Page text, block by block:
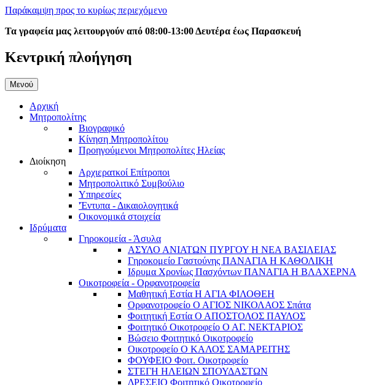
Παράκαμψη προς το κυρίως περιεχόμενο
Τα γραφεία μας λειτουργούν από 08:00-13:00 Δευτέρα έως Παρασκευή
Κεντρική πλοήγηση
Μενού
Αρχική
Μητροπολίτης
Βιογραφικό
Κίνηση Μητροπολίτου
Προηγούμενοι Μητροπολίτες Ηλείας
Διοίκηση
Αρχιερατκοί Επίτροποι
Μητροπολιτικό Συμβούλιο
Υπηρεσίες
'Έντυπα - Δικαιολογητικά
Οικονομικά στοιχεία
Ιδρύματα
Γηροκομεία - Άσυλα
ΑΣΥΛΟ ΑΝΙΑΤΩΝ ΠΥΡΓΟΥ Η ΝΕΑ ΒΑΣΙΛΕΙΑΣ
Γηροκομείο Γαστούνης ΠΑΝΑΓΙΑ Η ΚΑΘΟΛΙΚΗ
Ιδρυμα Χρονίως Πασχόντων ΠΑΝΑΓΙΑ Η ΒΛΑΧΕΡΝΑ
Οικοτροφεία - Ορφανοτροφεία
Μαθητική Εστία Η ΑΓΙΑ ΦΙΛΟΘΕΗ
Ορφανοτροφείο Ο ΑΓΙΟΣ ΝΙΚΟΛΑΟΣ Σπάτα
Φοιτητική Εστία Ο ΑΠΟΣΤΟΛΟΣ ΠΑΥΛΟΣ
Φοιτητικό Οικοτροφείο Ο ΑΓ. ΝΕΚΤΑΡΙΟΣ
Βώσειο Φοιτητικό Οικοτροφείο
Οικοτροφείο Ο ΚΑΛΟΣ ΣΑΜΑΡΕΙΤΗΣ
ΦΟΥΦΕΙΟ Φοιτ. Οικοτροφείο
ΣΤΕΓΗ ΗΛΕΙΩΝ ΣΠΟΥΔΑΣΤΩΝ
ΔΡΕΣΕΙΟ Φοιτητικό Οικοτροφείο